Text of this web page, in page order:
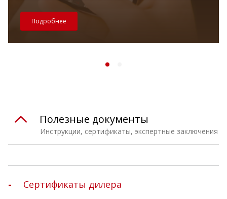
Подробнее
Инструкции, сертификаты, экспертные заключения
Полезные документы
Сертификаты дилера